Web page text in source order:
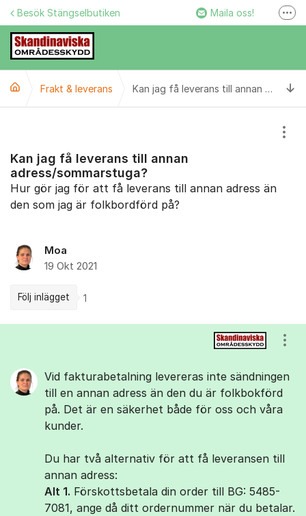
Hoppa till innehåll
Besök Stängselbutiken Maila oss!
Facebook
Frakt & leverans Kan jag få leverans till annan adress/sommarstuga?
Kan jag få leverans till annan
adress/sommarstuga?
Hur gör jag för att få leverans till annan adress än
den som jag är folkbordförd på?
Moa
19 Okt 2021
Följ inlägget 1
Vid fakturabetalning levereras inte sändningen
till en annan adress än den du är folkbokförd
på. Det är en säkerhet både för oss och våra
kunder.
Du har två alternativ för att få leveransen till
annan adress:
Alt 1. Förskottsbetala din order till BG: 5485-
7081, ange då ditt ordernummer när du betalar.